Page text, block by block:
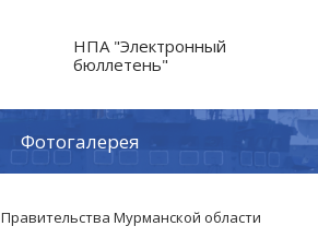
НПА "Электронный
бюллетень"
Фотогалерея
Мурманской области